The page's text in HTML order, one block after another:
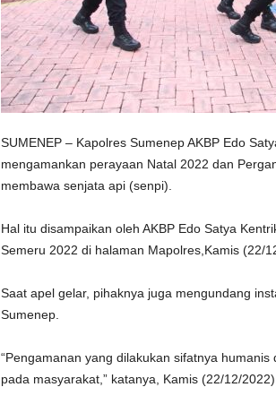
SUMENEP – Kapolres Sumenep AKBP Edo
mengamankan perayaan Natal 2022 dan
membawa senjata api (senpi).
Hal itu disampaikan oleh AKBP Edo Satya
Semeru 2022 di halaman Mapolres,Kamis (22/
Saat apel gelar, pihaknya juga mengundang
Sumenep.
“Pengamanan yang dilakukan sifatnya
pada masyarakat,” katanya, Kamis (22/12/2022).